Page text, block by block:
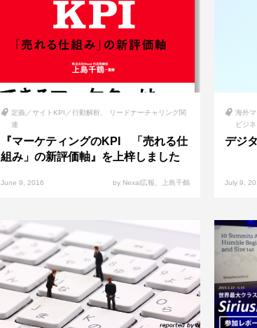
定義／サイトKPI／行動解析
リードナーチャリング関
連
『マーケティングのKPI 「売れる仕
組み」の新評価軸』を上梓しました
June 9, 2016 by Nexal広報、上島千鶴
海外
ビジ
デジ
July 9,